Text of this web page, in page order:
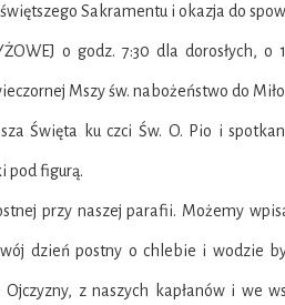
Sakramentu i okazja do
o godz. 7:30 dla dorosłych,
Mszy św. nabożeństwo do
Święta ku czci Św. O. Pio i
pod figurą.
przy naszej parafii. Możemy
dzień postny o chlebie i wodzie
z naszych kapłanów i we